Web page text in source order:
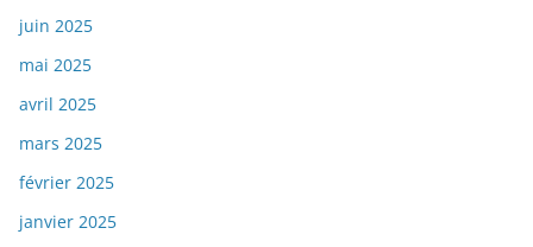
juin 2025
mai 2025
avril 2025
mars 2025
février 2025
janvier 2025